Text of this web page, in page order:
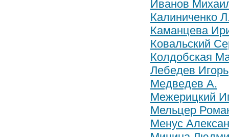
Иванов
Калиниченко
Каманцева
Ковальский
Колдобская
Лебедев Игорь
Медведев А.
Межерицкий
Мельцер
Менус